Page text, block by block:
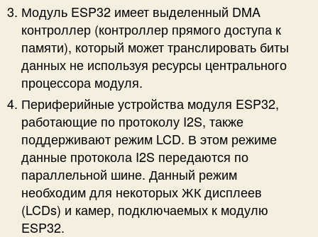
Модуль ESP32 имеет выделенный DMA
контроллер (контроллер прямого доступа к
памяти), который может транслировать биты
данных не используя ресурсы центрального
процессора модуля.
Периферийные устройства модуля ESP32,
работающие по протоколу I2S, также
поддерживают режим LCD. В этом режиме
данные протокола I2S передаются по
параллельной шине. Данный режим
необходим для некоторых ЖК дисплеев
(LCDs) и камер, подключаемых к модулю
ESP32.